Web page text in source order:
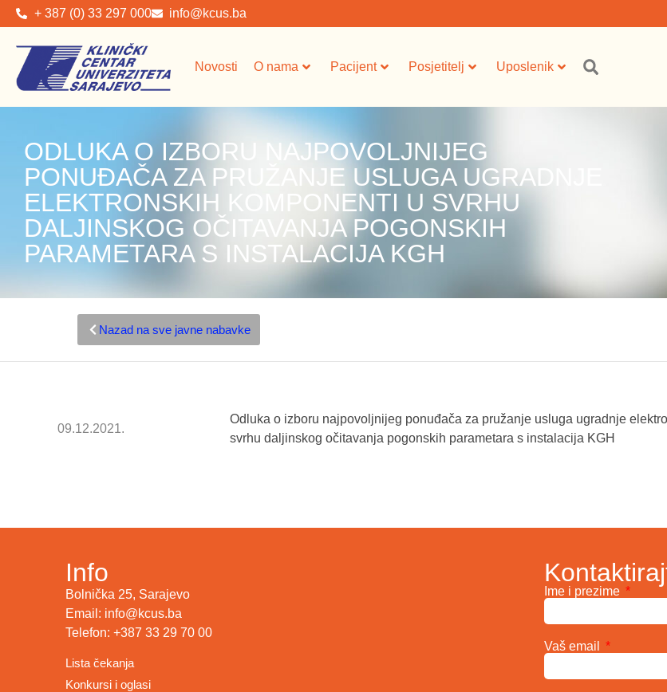
+ 387 (0) 33 297 000 info@kcus.ba
Novosti O nama Pacijent Posjetitelj Uposlenik
ODLUKA O IZBORU NAJPOVOLJNIJEG
PONUĐAČA ZA PRUŽANJE USLUGA UGRADNJE
ELEKTRONSKIH KOMPONENTI U SVRHU
DALJINSKOG OČITAVANJA POGONSKIH
PARAMETARA S INSTALACIJA KGH
Nazad na sve javne nabavke
09.12.2021.
Odluka o izboru najpovoljnijeg ponuđača za pružanje usluga ugradnje
svrhu daljinskog očitavanja pogonskih parametara s instalacija KGH
Info
Bolnička 25, Sarajevo
Email: info@kcus.ba
Telefon: +387 33 29 70 00
Lista čekanja
Konkursi i oglasi
Ime i prezime
Vaš email